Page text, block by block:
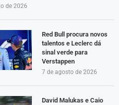
de 2026
Red Bull procura novos
talentos e Leclerc dá
sinal verde para
Verstappen
7 de agosto de 2026
David Malukas e Caio